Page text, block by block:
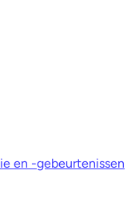
en -gebeurtenissen